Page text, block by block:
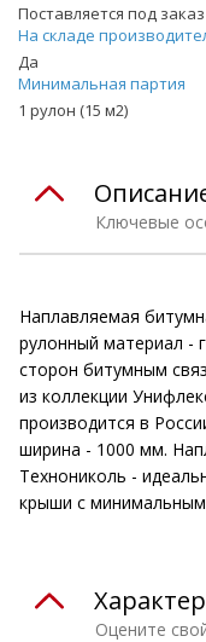
Поставляется под заказ
На складе
Да
Минимальная партия
1 рулон (15 м2)
Ключевые
Наплавляемая
рулонный материал -
сторон битумным
из коллекции
производится в
ширина - 1000 мм.
Технониколь -
крыши с минимальным
Оцените